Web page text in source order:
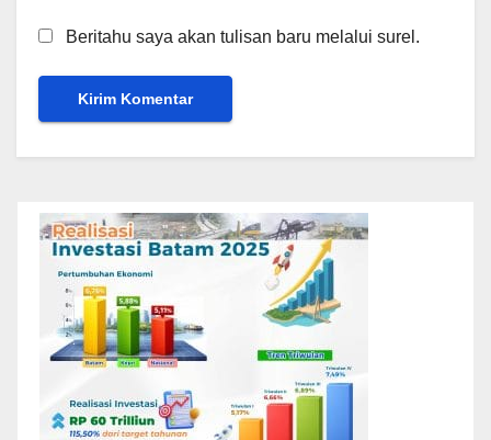
Beritahu saya akan tulisan baru melalui surel.